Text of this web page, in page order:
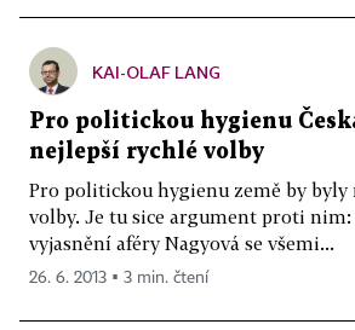
KAI-OLAF LANG
Pro politickou hygienu
nejlepší rychlé volby
Pro politickou hygienu země by byly
volby. Je tu sice argument proti nim:
vyjasnění aféry Nagyová se všemi...
26. 6. 2013 ▪ 3 min. čtení